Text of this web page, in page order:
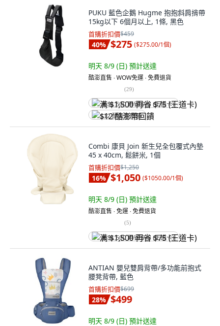
PUKU 藍色企鵝 Hugme 抱抱斜肩揹帶
15kg以下 6個月以上, 1條, 黑色
首購折扣價$459
40% $275 ($275.00/1個)
明天 8/9 (日) 預計送達
酷澎直售 ∙ WOW免運 ∙ 免費退貨
(29)
满 $1,500 再省 $75 (王道卡)
$12 酷澎幣回饋
Combi 康貝 Join 新生兒全包覆式內墊
45 x 40cm, 鬆餅米, 1個
首購折扣價$1,250
16% $1,050 ($1050.00/1個)
明天 8/9 (日) 預計送達
酷澎直售 ∙ 免運 ∙ 免費退貨
(5)
满 $1,500 再省 $75 (王道卡)
ANTIAN 嬰兒雙肩背帶/多功能前抱式
腰凳背帶, 藍色
首購折扣價$699
28% $499
明天 8/9 (日) 預計送達